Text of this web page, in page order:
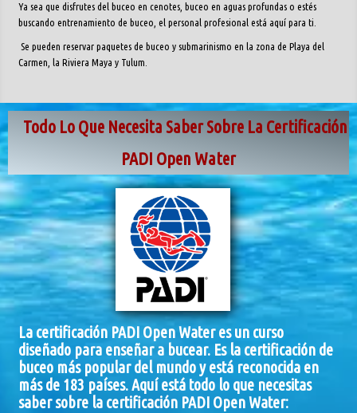
Ya sea que disfrutes del buceo en cenotes, buceo en aguas profundas o estés
buscando entrenamiento de buceo, el personal profesional está aquí para ti.
Se pueden reservar paquetes de buceo y submarinismo en la zona de Playa del
Carmen, la Riviera Maya y Tulum.
Todo Lo Que Necesita Saber Sobre La Certificación
PADI Open Water
La certificación PADI Open Water es un curso
diseñado para enseñar a bucear. Es la certificación de
buceo más popular del mundo y está reconocida en
más de 183 países. Aquí está todo lo que necesitas
saber sobre la certificación PADI Open Water: